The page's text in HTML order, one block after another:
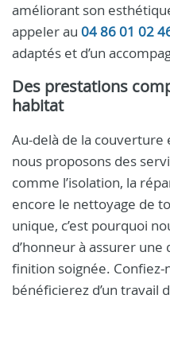
améliorant son
appeler au 04 86 01 02
adaptés et d’un
Des prestations
habitat
Au-delà de la couverture
nous proposons des
comme l’isolation, la
encore le nettoyage de
unique, c’est pourquoi
d’honneur à assurer
finition soignée.
bénéficierez d’un travail